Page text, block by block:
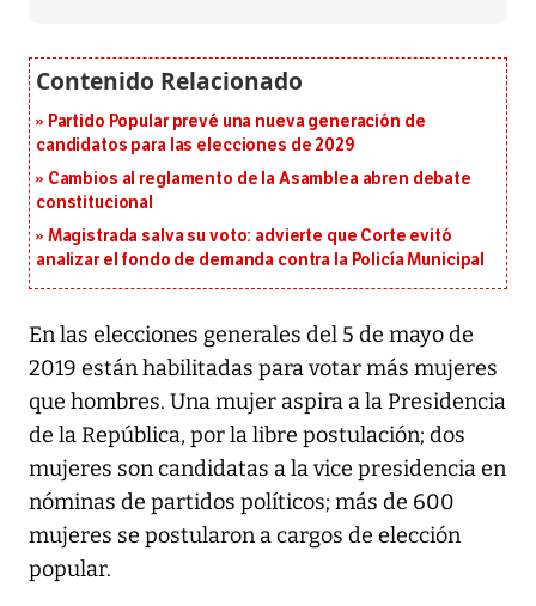
Partido Popular prevé una nueva generación de
candidatos para las elecciones de 2029
Cambios al reglamento de la Asamblea abren debate
constitucional
Magistrada salva su voto: advierte que Corte evitó
analizar el fondo de demanda contra la Policía Municipal
En las elecciones generales del 5 de mayo de
2019 están habilitadas para votar más mujeres
que hombres. Una mujer aspira a la Presidencia
de la República, por la libre postulación; dos
mujeres son candidatas a la vice presidencia en
nóminas de partidos políticos; más de 600
mujeres se postularon a cargos de elección
popular.